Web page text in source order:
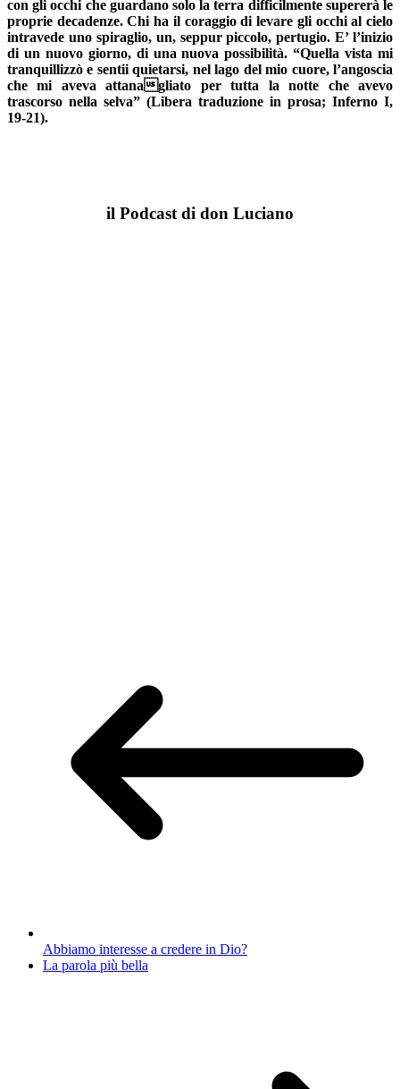
con gli occhi che guardano solo la terra difficilmente supererà le
proprie decadenze. Chi ha il coraggio di levare gli occhi al cielo
intravede uno spiraglio, un, seppur piccolo, pertugio. E’ l’inizio
di un nuovo giorno, di una nuova possibilità. “Quella vista mi
tranquillizzò e sentii quietarsi, nel lago del mio cuore, l’angoscia
che mi aveva attanagliato per tutta la notte che avevo
trascorso nella selva” (Libera traduzione in prosa; Inferno I,
19-21).
il Podcast di don Luciano
Abbiamo interesse a credere in Dio?
La parola più bella